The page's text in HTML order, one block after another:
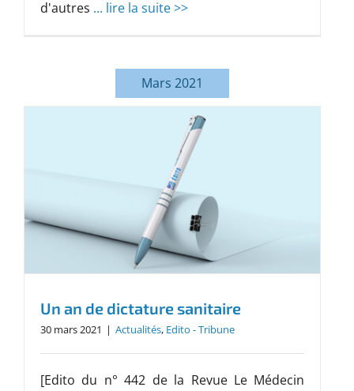
d'autres ... lire la suite >>
Mars 2021
Un an de dictature sanitaire
30 mars 2021 | Actualités, Edito - Tribune
[Edito du n° 442 de la Revue Le Médecin